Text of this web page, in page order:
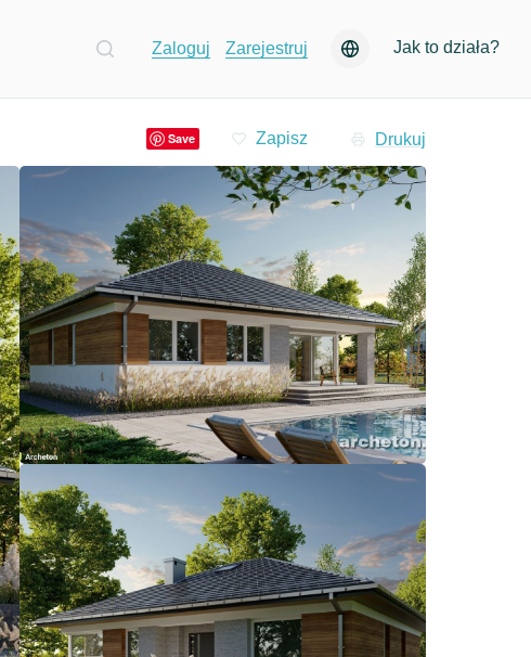
Zaloguj Zarejestruj Jak to działa?
Save Drukuj